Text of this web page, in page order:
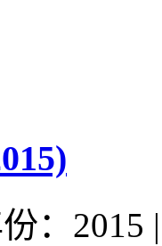
份：2015 |